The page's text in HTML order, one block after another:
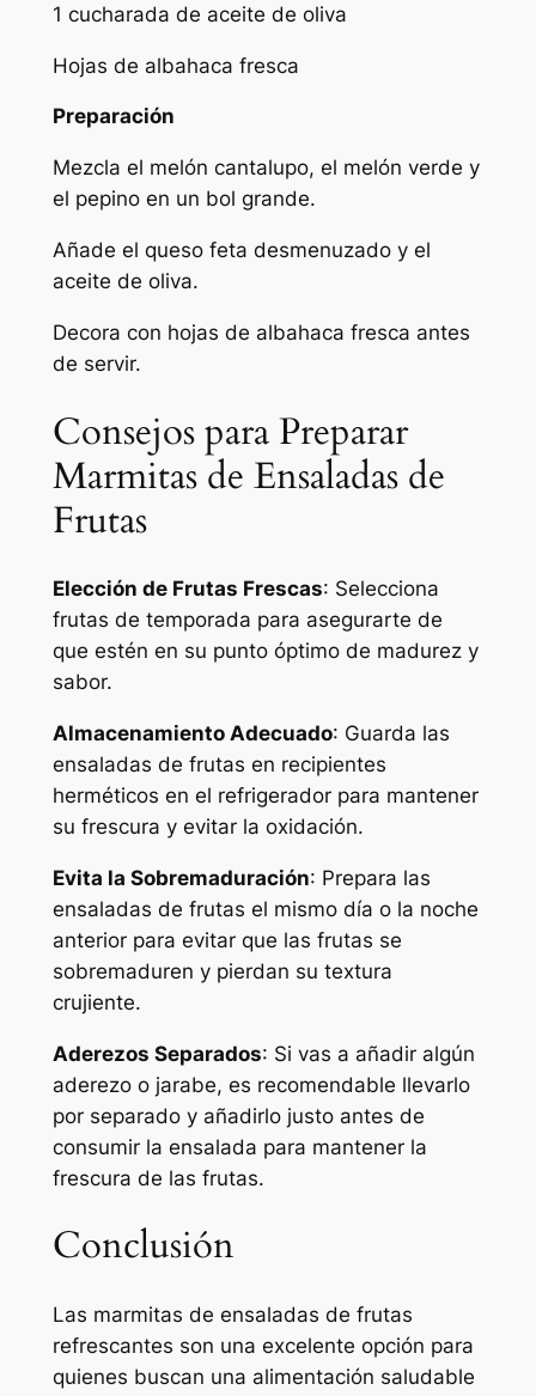
1 cucharada de aceite de oliva
Hojas de albahaca fresca
Preparación
Mezcla el melón cantalupo, el melón verde y
el pepino en un bol grande.
Añade el queso feta desmenuzado y el
aceite de oliva.
Decora con hojas de albahaca fresca antes
de servir.
Consejos para Preparar
Marmitas de Ensaladas de
Frutas
Elección de Frutas Frescas: Selecciona
frutas de temporada para asegurarte de
que estén en su punto óptimo de madurez y
sabor.
Almacenamiento Adecuado: Guarda las
ensaladas de frutas en recipientes
herméticos en el refrigerador para mantener
su frescura y evitar la oxidación.
Evita la Sobremaduración: Prepara las
ensaladas de frutas el mismo día o la noche
anterior para evitar que las frutas se
sobremaduren y pierdan su textura
crujiente.
Aderezos Separados: Si vas a añadir algún
aderezo o jarabe, es recomendable llevarlo
por separado y añadirlo justo antes de
consumir la ensalada para mantener la
frescura de las frutas.
Conclusión
Las marmitas de ensaladas de frutas
refrescantes son una excelente opción para
quienes buscan una alimentación saludable